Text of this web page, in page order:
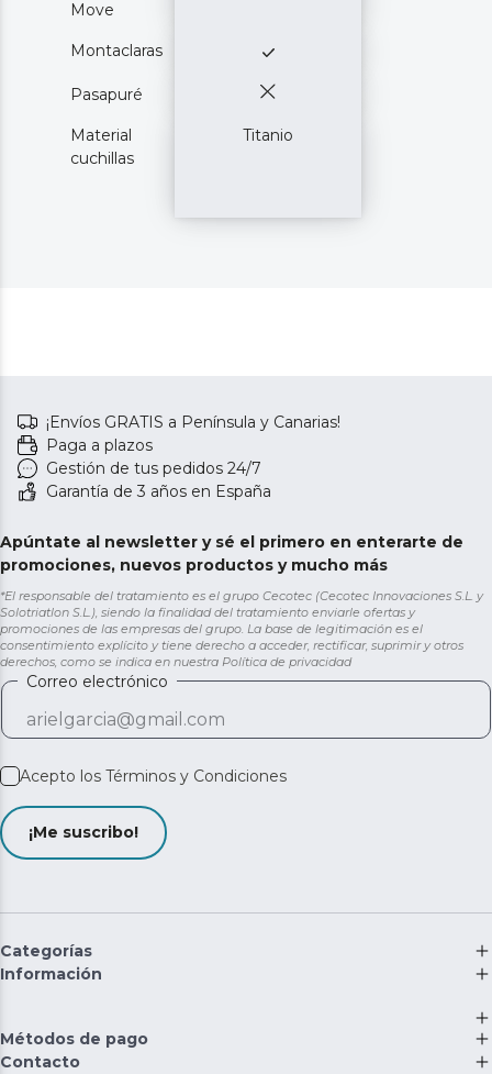
Move
Montaclaras
Pasapuré
Material
cuchillas
Titanio
¡Envíos GRATIS a Península y Canarias!
Paga a plazos
Gestión de tus pedidos 24/7
Garantía de 3 años en España
Apúntate al newsletter y sé el primero en enterarte de
promociones, nuevos productos y mucho más
*El responsable del tratamiento es el grupo Cecotec (Cecotec Innovaciones S.L. y
Solotriatlon S.L.), siendo la finalidad del tratamiento enviarle ofertas y
promociones de las empresas del grupo. La base de legitimación es el
consentimiento explícito y tiene derecho a acceder, rectificar, suprimir y otros
derechos, como se indica en nuestra Política de privacidad
Correo electrónico
Acepto los Términos y Condiciones
¡Me suscribo!
Categorías
Información
Métodos de pago
Contacto